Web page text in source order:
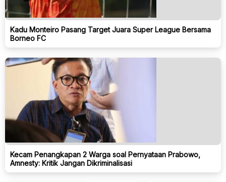
Kadu Monteiro Pasang Target Juara Super League Bersama
Borneo FC
Kecam Penangkapan 2 Warga soal Pernyataan Prabowo,
Amnesty: Kritik Jangan Dikriminalisasi